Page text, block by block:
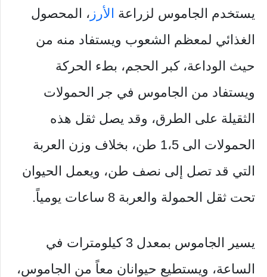
يستخدم الجاموس لزراعة الأرز ، المحصول
الغذائي لمعظم الشعوب ويستفاد منه من
حيث الوداعة، كبر الحجم، بطء الحركة
ويستفاد من الجاموس في جر الحمولات
الثقيلة على الطرق، وقد يصل ثقل هذه
الحمولات الى 1،5 طن، بخلاف وزن العربة
التي قد تصل إلى نصف طن، ويعمل الحيوان
تحت ثقل الحمولة والعربة 8 ساعات يومياً.
يسير الجاموس بمعدل 3 كيلومترات في
الساعة، ويستطيع حيوانان معاً من الجاموس،